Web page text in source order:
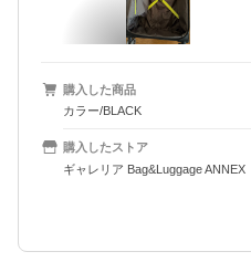
購入した商品
カラー/BLACK
購入したストア
ギャレリア Bag&Luggage ANNEX